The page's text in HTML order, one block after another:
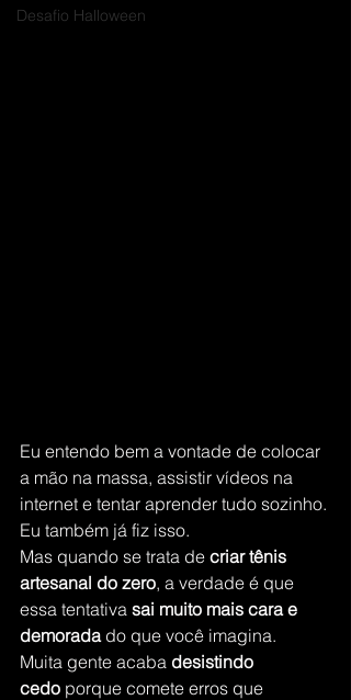
Desafio Halloween
Eu entendo bem a vontade de colocar
a mão na massa, assistir vídeos na
internet e tentar aprender tudo sozinho.
Eu também já fiz isso.
Mas quando se trata de criar tênis
artesanal do zero, a verdade é que
essa tentativa sai muito mais cara e
demorada do que você imagina.
Muita gente acaba desistindo
cedo porque comete erros que